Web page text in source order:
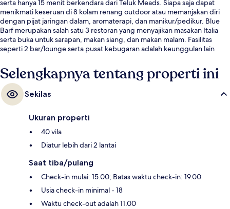
serta hanya 15 menit berkendara dari Teluk Meads. Siapa saja dapat
menikmati keseruan di 8 kolam renang outdoor atau memanjakan diri
dengan pijat jaringan dalam, aromaterapi, dan manikur/pedikur. Blue
Barf merupakan salah satu 3 restoran yang menyajikan masakan Italia
serta buka untuk sarapan, makan siang, dan makan malam. Fasilitas
seperti 2 bar/lounge serta pusat kebugaran adalah keunggulan lain
kolam renang pribadi dan bathtub berendam .
Selengkapnya tentang properti ini
Sekilas
Ukuran properti
40 vila
Diatur lebih dari 2 lantai
Saat tiba/pulang
Check-in mulai: 15.00; Batas waktu check-in: 19.00
Usia check-in minimal - 18
Waktu check-out adalah 11.00